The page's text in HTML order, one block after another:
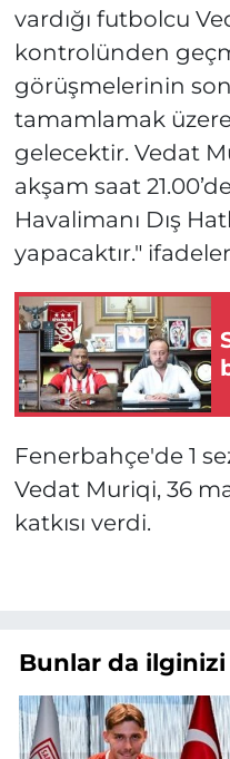
vardığı futbolcu
kontrolünden
görüşmelerinin son
tamamlamak
gelecektir. Vedat
akşam saat
Havalimanı Dış
yapacaktır."
Fenerbahçe'de 1
Vedat Muriqi, 36
katkısı verdi.
Bunlar da